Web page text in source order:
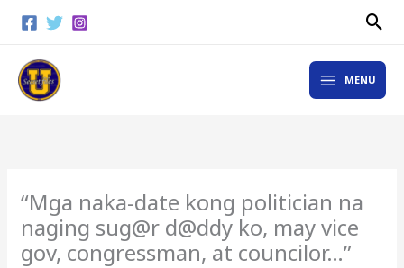
content
MAIN
MENU
MENU
“Mga naka-date kong politician na
naging sug@r d@ddy ko, may vice
gov, congressman, at councilor…”